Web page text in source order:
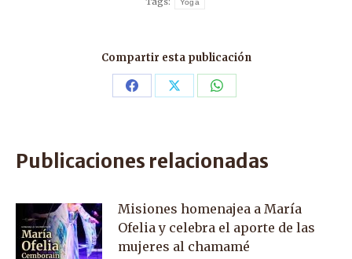
Yoga
Compartir esta publicación
Share Share Share
Publicaciones relacionadas
Misiones homenajea a María
Ofelia y celebra el aporte de las
mujeres al chamamé